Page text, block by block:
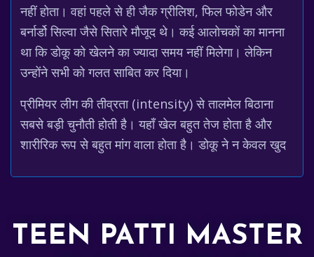
नहीं होता। वहां पहले से ही जैक ग्रीलिश, फिल फोडेन और
बर्नार्डो सिल्वा जैसे सितारे मौजूद थे। कई आलोचकों का मानना
था कि डोकू को खेलने का ज्यादा समय नहीं मिलेगा। लेकिन
उन्होंने सभी को गलत साबित कर दिया।
प्रीमियर लीग की तीव्रता (intensity) से तालमेल बिठाना
सबसे बड़ी चुनौती होती है। यहाँ खेल बहुत तेज होता है और
शारीरिक रूप से बहुत मांग वाला होता है। डोकू ने न केवल खुद
TEEN PATTI MASTER